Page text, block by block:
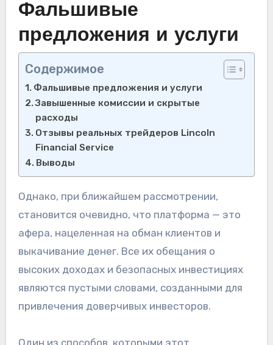
Фальшивые
предложения и услуги
Содержимое
Фальшивые предложения и услуги
Завышенные комиссии и скрытые
расходы
Отзывы реальных трейдеров Lincoln
Financial Service
Выводы
Однако, при ближайшем рассмотрении,
становится очевидно, что платформа — это
афера, нацеленная на обман клиентов и
выкачивание денег. Все их обещания о
высоких доходах и безопасных инвестициях
являются пустыми словами, созданными для
привлечения доверчивых инвесторов.